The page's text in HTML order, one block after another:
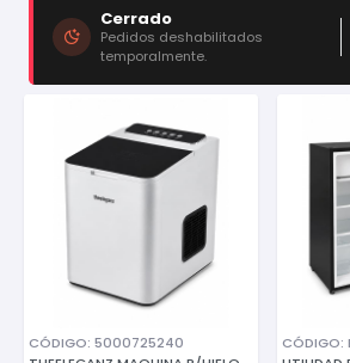
Cerrado
Pedidos deshabilitados
temporalmente.
CÓDIGO: 5000725240
CÓDIGO: